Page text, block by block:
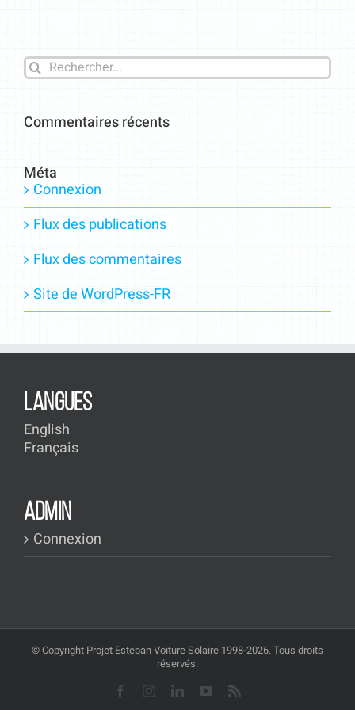
Rechercher:
Commentaires récents
Méta
Connexion
Flux des publications
Flux des commentaires
Site de WordPress-FR
LANGUES
English
Français
ADMIN
Connexion
© Copyright Projet Esteban Voiture Solaire 1998-2026. Tous droits
réservés.
FacebookInstagramLinkedInYouTube